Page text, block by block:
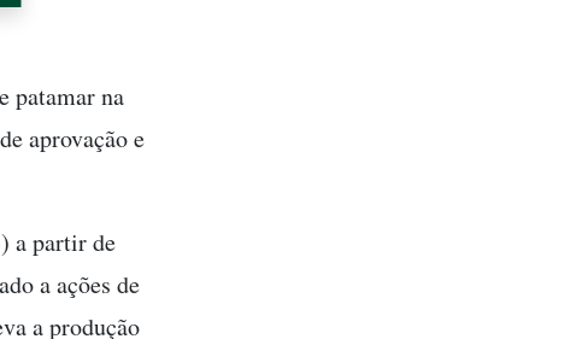
patamar na
aprovação e
a partir de
a ações de
a produção